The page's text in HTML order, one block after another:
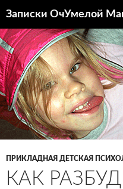
содержимому
Записки ОчУмелой
ПРИКЛАДНАЯ ДЕТСКАЯ
КАК